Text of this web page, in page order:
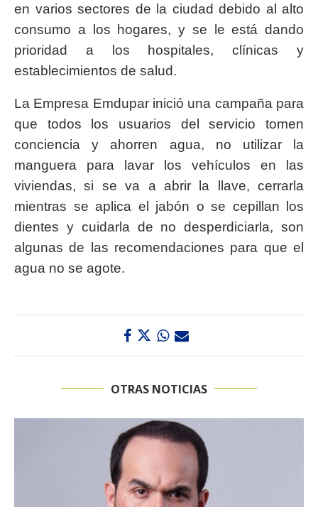
en varios sectores de la ciudad debido al alto
consumo a los hogares, y se le está dando
prioridad a los hospitales, clínicas y
establecimientos de salud.
La Empresa Emdupar inició una campaña para
que todos los usuarios del servicio tomen
conciencia y ahorren agua, no utilizar la
manguera para lavar los vehículos en las
viviendas, si se va a abrir la llave, cerrarla
mientras se aplica el jabón o se cepillan los
dientes y cuidarla de no desperdiciarla, son
algunas de las recomendaciones para que el
agua no se agote.
OTRAS NOTICIAS